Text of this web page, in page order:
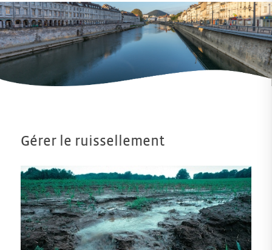
Gérer le ruissellement